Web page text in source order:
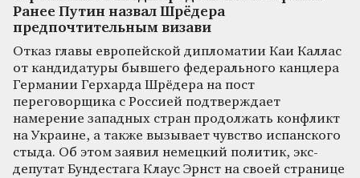
Ранее Путин назвал Шрёдера
предпочтительным визави
Отказ главы европейской дипломатии Каи Каллас
от кандидатуры бывшего федерального канцлера
Германии Герхарда Шрёдера на пост
переговорщика с Россией подтверждает
намерение западных стран продолжать конфликт
на Украине, а также вызывает чувство испанского
стыда. Об этом заявил немецкий политик, экс-
депутат Бундестага Клаус Эрнст на своей странице